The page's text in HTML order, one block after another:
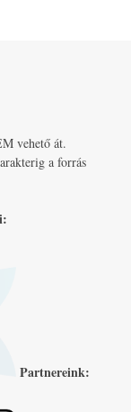
vehető át.
a forrás
Partnereink: